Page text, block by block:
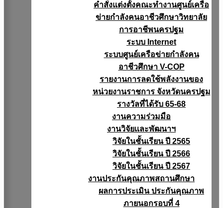
คำสั่งแต่งตั้งคณะทำงานศูนย์เครือ
ข่ายกำลังคนอาชีวศึกษาวิทยาลัย
การอาชีพนครปฐม
ระบบ Internet
ระบบศูนย์เครือข่ายกำลังคน
อาชีวศึกษา V-COP
รายงานการลดใช้พลังงานของ
หน่วยงานราชการ จังหวัดนครปฐม
รางวัลที่ได้รับ 65-68
งานความร่วมมือ
งานวิจัยเเละพัฒนาฯ
วิจัยในชั้นเรียน ปี 2565
วิจัยในชั้นเรียน ปี 2566
วิจัยในชั้นเรียน ปี 2567
งานประกันคุณภาพสถานศึกษา
ผลการประเมิน ประกันคุณภาพ
ภายนอกรอบที่ 4